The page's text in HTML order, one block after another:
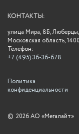
КОНТАКТЫ:
улица Мира, 8Б, Люберцы,
Московская область,
Телефон:
+7 (495) 36-36-678
Политика
конфиденциальности
© 2026 АО «Мегалайт»